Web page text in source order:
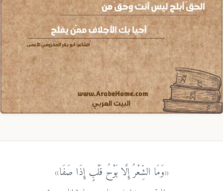
«وَمَا الشِّعْرُ إِلَّا بَوْحُ قَلْبٍ إِذَا صَفَا»